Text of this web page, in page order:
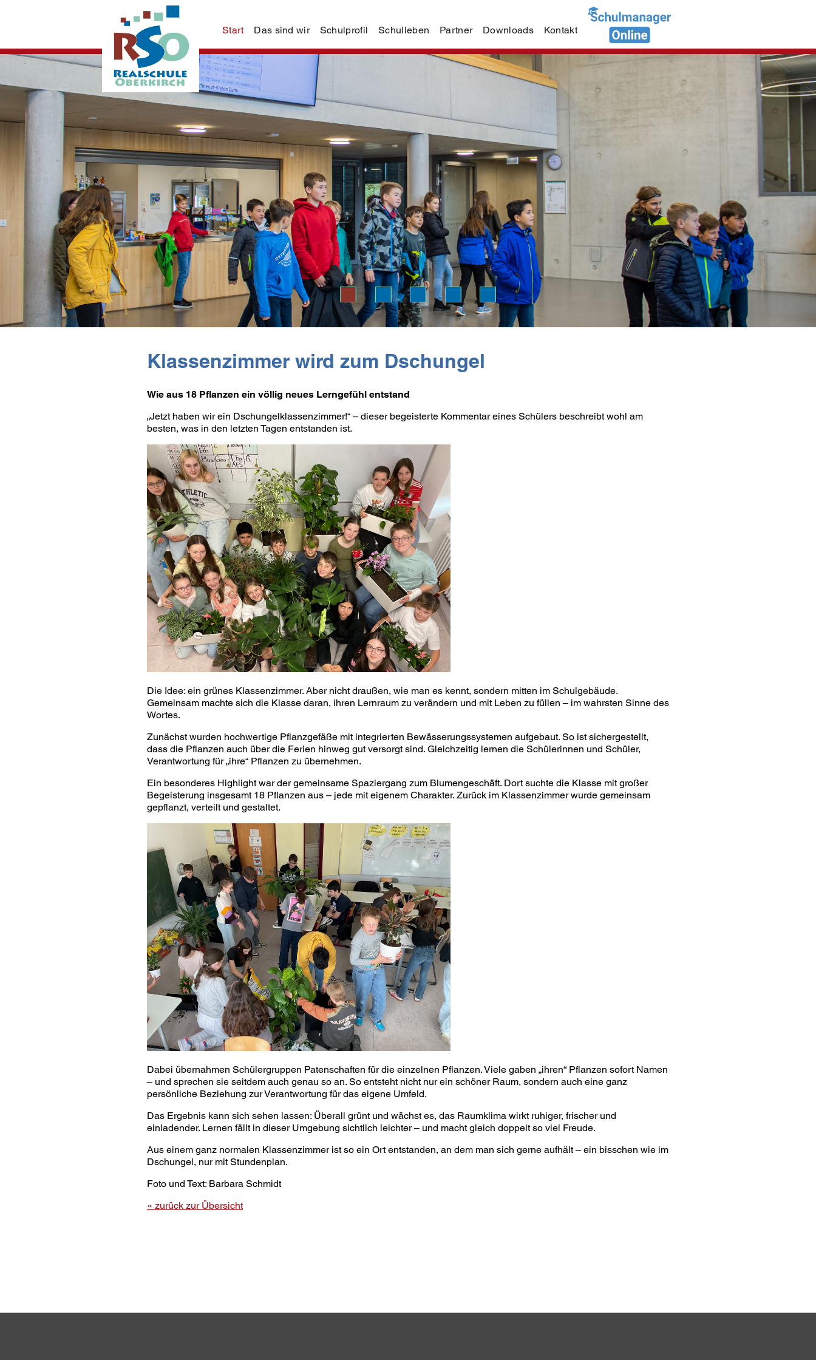
Start Das sind wir Schulprofil Schulleben Partner Downloads Kontakt
Klassenzimmer wird zum Dschungel
Wie aus 18 Pflanzen ein völlig neues Lerngefühl entstand
„Jetzt haben wir ein Dschungelklassenzimmer!“ – dieser begeisterte Kommentar eines Schülers beschreibt wohl am
besten, was in den letzten Tagen entstanden ist.
Die Idee: ein grünes Klassenzimmer. Aber nicht draußen, wie man es kennt, sondern mitten im Schulgebäude.
Gemeinsam machte sich die Klasse daran, ihren Lernraum zu verändern und mit Leben zu füllen – im wahrsten Sinne des
Wortes.
Zunächst wurden hochwertige Pflanzgefäße mit integrierten Bewässerungssystemen aufgebaut. So ist sichergestellt,
dass die Pflanzen auch über die Ferien hinweg gut versorgt sind. Gleichzeitig lernen die Schülerinnen und Schüler,
Verantwortung für „ihre“ Pflanzen zu übernehmen.
Ein besonderes Highlight war der gemeinsame Spaziergang zum Blumengeschäft. Dort suchte die Klasse mit großer
Begeisterung insgesamt 18 Pflanzen aus – jede mit eigenem Charakter. Zurück im Klassenzimmer wurde gemeinsam
gepflanzt, verteilt und gestaltet.
Dabei übernahmen Schülergruppen Patenschaften für die einzelnen Pflanzen. Viele gaben „ihren“ Pflanzen sofort Namen
– und sprechen sie seitdem auch genau so an. So entsteht nicht nur ein schöner Raum, sondern auch eine ganz
persönliche Beziehung zur Verantwortung für das eigene Umfeld.
Das Ergebnis kann sich sehen lassen: Überall grünt und wächst es, das Raumklima wirkt ruhiger, frischer und
einladender. Lernen fällt in dieser Umgebung sichtlich leichter – und macht gleich doppelt so viel Freude.
Aus einem ganz normalen Klassenzimmer ist so ein Ort entstanden, an dem man sich gerne aufhält – ein bisschen wie im
Dschungel, nur mit Stundenplan.
Foto und Text: Barbara Schmidt
« zurück zur Übersicht